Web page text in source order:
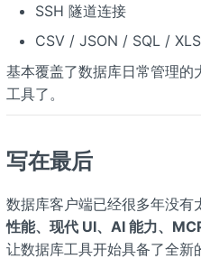
SSH 隧道连接
CSV / JSON / SQL /
基本覆盖了数据库日常管理的
工具了。
写在最后
数据库客户端已经很多年没
性能、现代 UI、AI 能力、
让数据库工具开始具备了全新